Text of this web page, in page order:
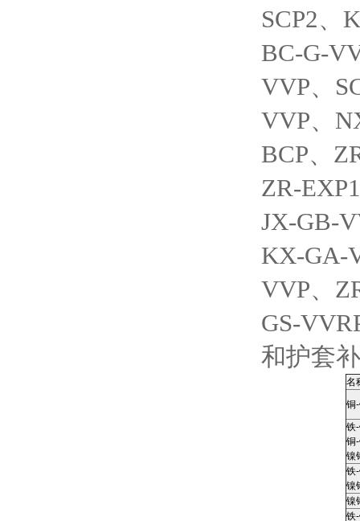
SCP2、
BC-G-
VVP、
VVP、
BCP、
ZR-
JX-GB-
KX-GA-
VVP、
GS-
和护套
名
铜
铁
铜
镍
铁
镍
镍
铁